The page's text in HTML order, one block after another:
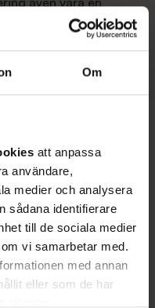
Om
att anpassa
användare,
medier och analysera
sådana identifierare
till de sociala medier
vi samarbetar med.
med annan
eller som de har
eller krokiga
tänder av estetiska
förbättras din
tänder minskar.
Så går en
resultat som
ett bettfel med
dintandhälsa,
sätt även din
en behandling med